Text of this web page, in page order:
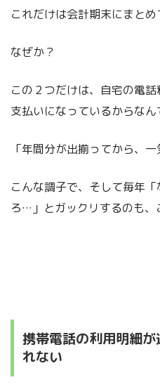
これだけは会計期末にまと
なぜか？
この２つだけは、自宅の電
支払いになっているからなん
「年間分が出揃ってから、
こんな調子で、そして毎年
ろ…」とガックリするのも、
携帯電話の利用明細
れない